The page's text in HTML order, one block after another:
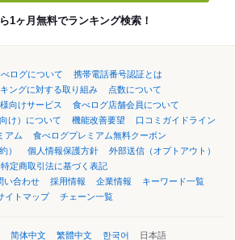
1ヶ月無料でランキング検索！
ログについて
携帯電話番号認証とは
ングに対する取り組み
点数について
向けサービス
食べログ店舗会員について
け）について
機能改善要望
口コミガイドライン
アム
食べログプレミアム無料クーポン
）
個人情報保護方針
外部送信（オプトアウト）
特定商取引法に基づく表記
い合わせ 採用情報 企業情報
キーワード一覧
イトマップ
チェーン一覧
简体中文 繁體中文 한국어 日本語